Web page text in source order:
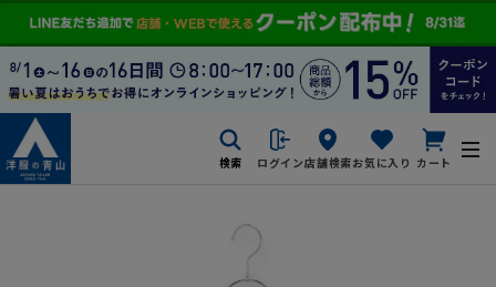
検索 ログイン店舗検索お気に入り カート